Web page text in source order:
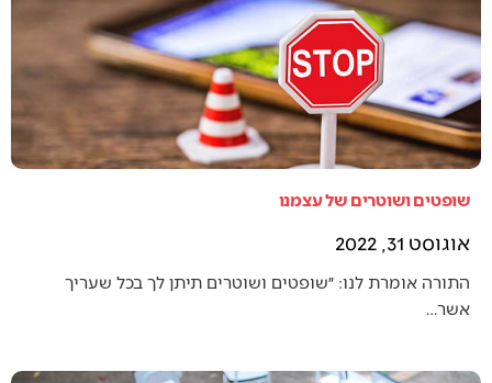
שופטים ושוטרים של עצמנו
אוגוסט 31, 2022
התורה אומרת לנו: ״שופטים ושוטרים תיתן לך בכל שעריך
אשר…